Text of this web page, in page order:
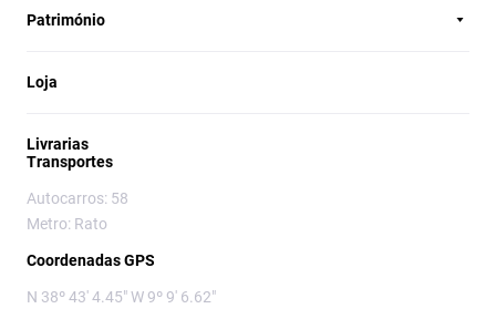
Património
Loja
Livrarias
Transportes
Autocarros: 58
Metro: Rato
Coordenadas GPS
N 38º 43' 4.45" W 9º 9' 6.62"